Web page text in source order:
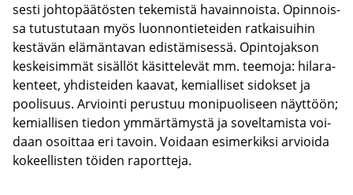
ses­ti joh­to­pää­tös­ten te­ke­mis­tä ha­vain­nois­ta. Opin­nois­
sa tu­tus­tu­taan myös luon­non­tie­tei­den rat­kai­sui­hin
kes­tä­vän elä­män­ta­van edis­tä­mi­ses­sä. Opin­to­jak­son
kes­kei­sim­mät si­säl­löt kä­sit­te­le­vät mm. tee­mo­ja: hi­la­ra­
ken­teet, yh­dis­tei­den kaa­vat, ke­mial­li­set si­dok­set ja
poo­li­suus. Ar­vioin­ti pe­rus­tuu mo­ni­puo­li­seen näyt­töön;
ke­mial­li­sen tie­don ym­mär­tä­mys­tä ja so­vel­ta­mis­ta voi­
daan osoit­taa eri ta­voin. Voi­daan esi­mer­kik­si ar­vioi­da
ko­keel­lis­ten töi­den ra­port­te­ja.